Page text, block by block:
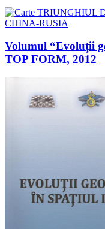
Volumul “Evoluții
TOP FORM, 2012